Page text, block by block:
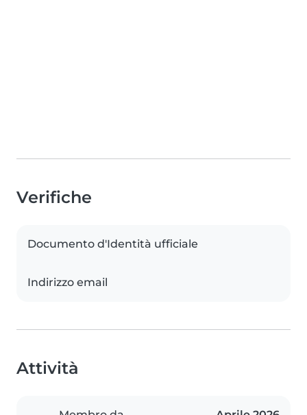
Verifiche
Documento d'Identità ufficiale
Indirizzo email
Attività